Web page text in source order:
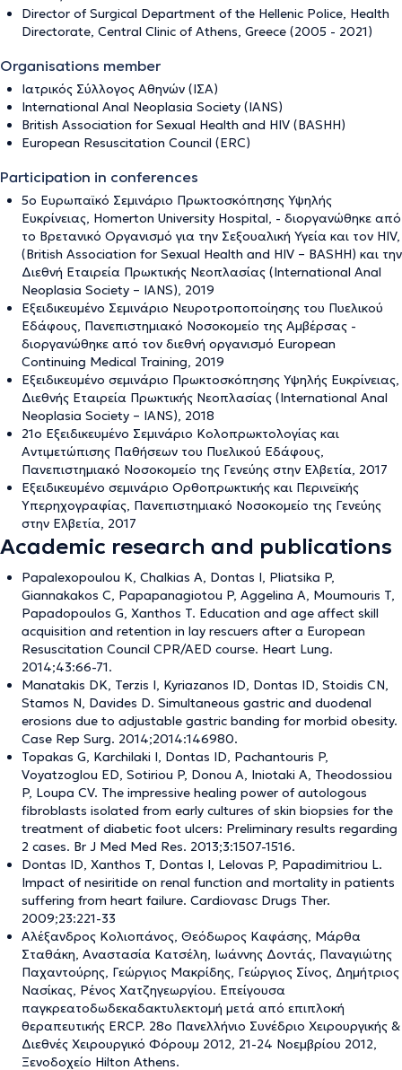
Director of Surgical Department of the Hellenic Police, Health
Directorate, Central Clinic of Athens, Greece (2005 - 2021)
Organisations member
Ιατρικός Σύλλογος Αθηνών (ΙΣΑ)
International Anal Neoplasia Society (IANS)
British Association for Sexual Health and HIV (BASHH)
European Resuscitation Council (ERC)
Participation in conferences
5ο Ευρωπαϊκό Σεμινάριο Πρωκτοσκόπησης Υψηλής
Ευκρίνειας, Homerton University Hospital, - διοργανώθηκε από
το Βρετανικό Οργανισμό για την Σεξουαλική Υγεία και τον HIV,
(British Association for Sexual Health and HIV – BASHH) και την
Διεθνή Εταιρεία Πρωκτικής Νεοπλασίας (International Anal
Neoplasia Society – IANS), 2019
Εξειδικευμένο Σεμινάριο Νευροτροποποίησης του Πυελικού
Εδάφους, Πανεπιστημιακό Νοσοκομείο της Αμβέρσας -
διοργανώθηκε από τον διεθνή οργανισμό European
Continuing Medical Training, 2019
Εξειδικευμένο σεμινάριο Πρωκτοσκόπησης Υψηλής Ευκρίνειας,
Διεθνής Εταιρεία Πρωκτικής Νεοπλασίας (International Anal
Neoplasia Society – IANS), 2018
21ο Εξειδικευμένο Σεμινάριο Κολοπρωκτολογίας και
Αντιμετώπισης Παθήσεων του Πυελικού Εδάφους,
Πανεπιστημιακό Νοσοκομείο της Γενεύης στην Ελβετία, 2017
Εξειδικευμένο σεμινάριο Ορθοπρωκτικής και Περινεϊκής
Υπερηχογραφίας, Πανεπιστημιακό Νοσοκομείο της Γενεύης
στην Ελβετία, 2017
Academic research and publications
Papalexopoulou K, Chalkias A, Dontas I, Pliatsika P,
Giannakakos C, Papapanagiotou P, Aggelina A, Moumouris T,
Papadopoulos G, Xanthos T. Education and age affect skill
acquisition and retention in lay rescuers after a European
Resuscitation Council CPR/AED course. Heart Lung.
2014;43:66-71.
Manatakis DK, Terzis I, Kyriazanos ID, Dontas ID, Stoidis CN,
Stamos N, Davides D. Simultaneous gastric and duodenal
erosions due to adjustable gastric banding for morbid obesity.
Case Rep Surg. 2014;2014:146980.
Topakas G, Karchilaki I, Dontas ID, Pachantouris P,
Voyatzoglou ED, Sotiriou P, Donou A, Iniotaki A, Theodossiou
P, Loupa CV. The impressive healing power of autologous
fibroblasts isolated from early cultures of skin biopsies for the
treatment of diabetic foot ulcers: Preliminary results regarding
2 cases. Br J Med Med Res. 2013;3:1507-1516.
Dontas ID, Xanthos T, Dontas I, Lelovas P, Papadimitriou L.
Impact of nesiritide on renal function and mortality in patients
suffering from heart failure. Cardiovasc Drugs Ther.
2009;23:221-33
Αλέξανδρος Κολιοπάνος, Θεόδωρος Καφάσης, Μάρθα
Σταθάκη, Αναστασία Κατσέλη, Ιωάννης Δοντάς, Παναγιώτης
Παχαντούρης, Γεώργιος Μακρίδης, Γεώργιος Σίνος, Δημήτριος
Νασίκας, Ρένος Χατζηγεωργίου. Επείγουσα
παγκρεατοδωδεκαδακτυλεκτομή μετά από επιπλοκή
θεραπευτικής ERCP. 28ο Πανελλήνιο Συνέδριο Χειρουργικής &
Διεθνές Χειρουργικό Φόρουμ 2012, 21-24 Νοεμβρίου 2012,
Ξενοδοχείο Hilton Athens.